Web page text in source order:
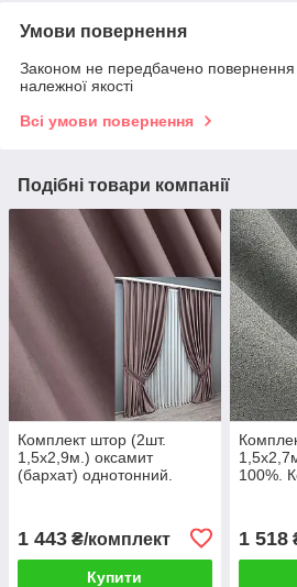
Умови повернення
Законом не передбачено повернення
належної якості
Всі умови повернення
Подібні товари компанії
Комплект штор (2шт.
1,5х2,9м.) оксамит
(бархат) однотонний.
1 443 ₴/комплект
Купити
100%.
1 518